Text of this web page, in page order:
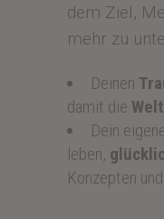
dem Ziel,
mehr zu
Deinen
damit die
Dein
leben,
Konzepten